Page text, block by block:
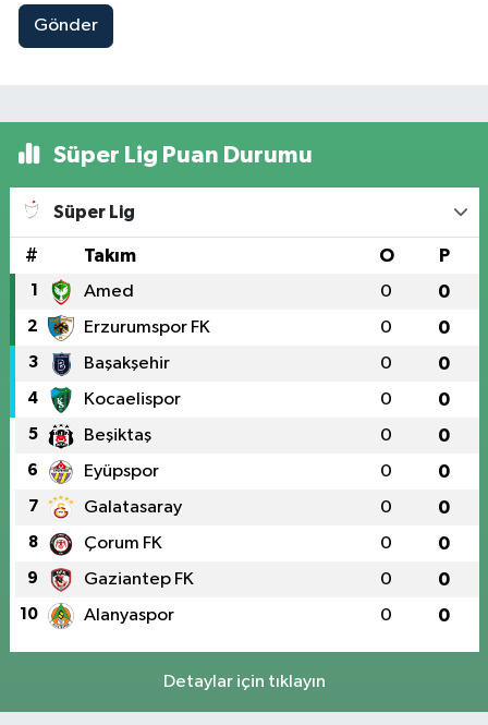
Gönder
Süper Lig Puan Durumu
Süper Lig
# Takım O P
1 Amed 0 0
2 Erzurumspor FK 0 0
3 Başakşehir 0 0
4 Kocaelispor 0 0
5 Beşiktaş 0 0
6 Eyüpspor 0 0
7 Galatasaray 0 0
8 Çorum FK 0 0
9 Gaziantep FK 0 0
10 Alanyaspor 0 0
Detaylar için tıklayın